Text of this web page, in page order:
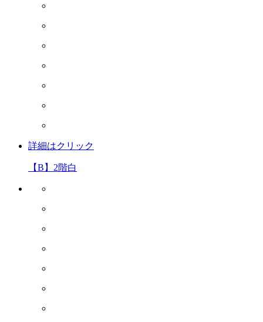
詳細はクリック
【B】2階白